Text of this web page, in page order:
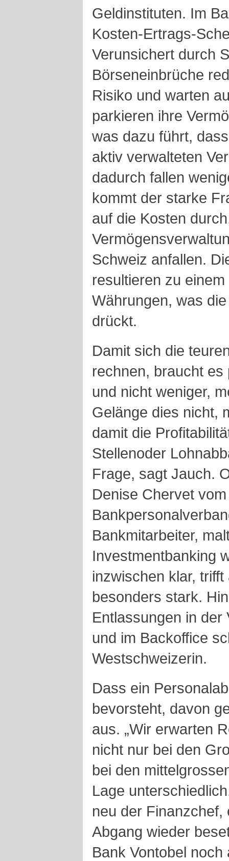
Geldinstituten. Im
Kosten-Ertrags-
Verunsichert durch
Börseneinbrüche
Risiko und warten
parkieren ihre
was dazu führt,
aktiv verwalteten
dadurch fallen
kommt der starke
auf die Kosten
Schweiz anfallen.
resultieren zu
Währungen, was
drückt.
Damit sich die
rechnen, braucht
und nicht weniger,
Gelänge dies nicht,
damit die
Stellenoder
Frage, sagt Jauch.
Denise Chervet
Bankmitarbeiter,
Investmentbanking
inzwischen klar,
besonders stark.
Entlassungen in der
und im Backoffice
Westschweizerin.
Dass ein
bevorsteht, davon
aus. „Wir erwarten
nicht nur bei den
bei den
Lage
neu der Finanzchef,
Abgang wieder
Bank Vontobel